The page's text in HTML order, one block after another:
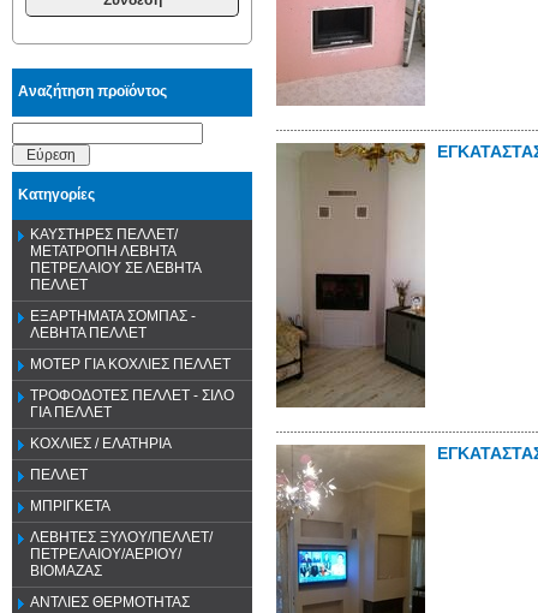
Αναζήτηση προϊόντος
Εύρεση
Κατηγορίες
ΚΑΥΣΤΗΡΕΣ ΠΕΛΛΕΤ/
ΜΕΤΑΤΡΟΠΗ ΛΕΒΗΤΑ
ΠΕΤΡΕΛΑΙΟΥ ΣΕ ΛΕΒΗΤΑ
ΠΕΛΛΕΤ
ΕΞΑΡΤΗΜΑΤΑ ΣΟΜΠΑΣ -
ΛΕΒΗΤΑ ΠΕΛΛΕΤ
ΜΟΤΕΡ ΓΙΑ ΚΟΧΛΙΕΣ ΠΕΛΛΕΤ
ΤΡΟΦΟΔΟΤΕΣ ΠΕΛΛΕΤ - ΣΙΛΟ
ΓΙΑ ΠΕΛΛΕΤ
ΚΟΧΛΙΕΣ / ΕΛΑΤΗΡΙΑ
ΠΕΛΛΕΤ
ΜΠΡΙΓΚΕΤΑ
ΛΕΒΗΤΕΣ ΞΥΛΟΥ/ΠΕΛΛΕΤ/
ΠΕΤΡΕΛΑΙΟΥ/ΑΕΡΙΟΥ/
ΒΙΟΜΑΖΑΣ
ΑΝΤΛΙΕΣ ΘΕΡΜΟΤΗΤΑΣ